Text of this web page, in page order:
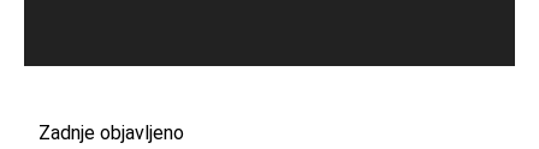
Zadnje objavljeno